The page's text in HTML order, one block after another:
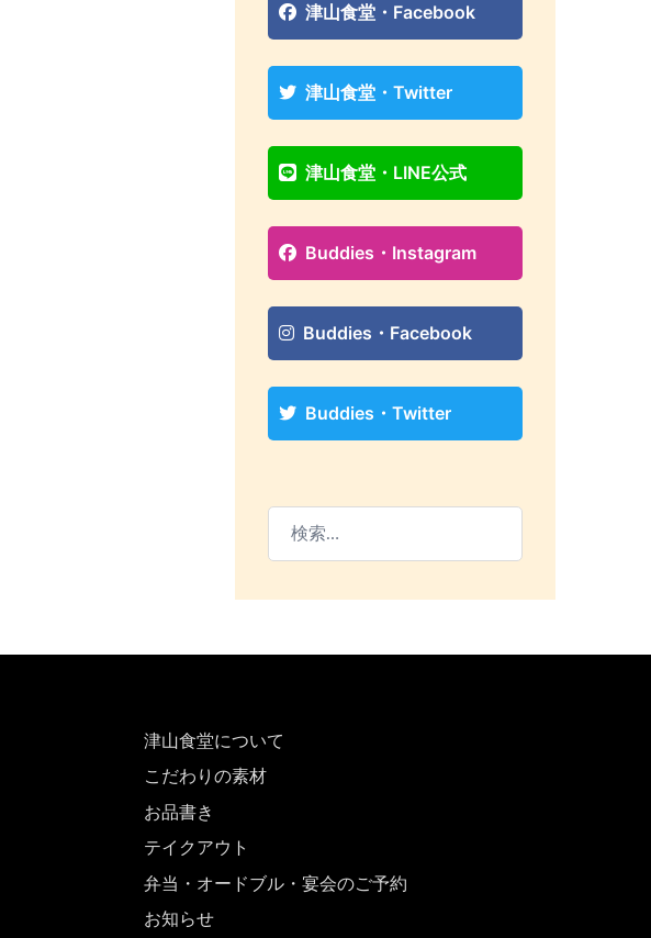
津山食堂・Facebook
津山食堂・Twitter
津山食堂・LINE公式
Buddies・Instagram
Buddies・Facebook
Buddies・Twitter
津山食堂について
こだわりの素材
お品書き
テイクアウト
弁当・オードブル・宴会のご予約
お知らせ